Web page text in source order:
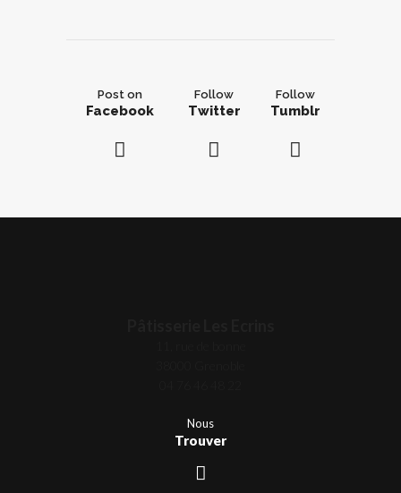
Post on
Facebook
Follow
Twitter
Follow
Tumblr
Nous
Trouver